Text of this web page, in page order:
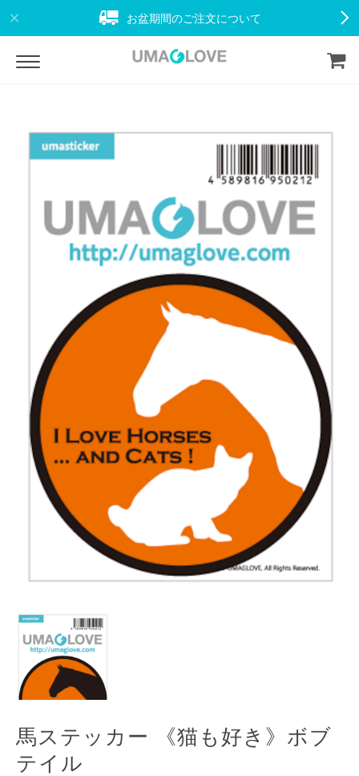
お盆期間のご注文について
馬ステッカー 《猫も好き》ボブ
テイル